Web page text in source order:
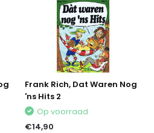
Frank Rich, Dat Waren Nog
'ns Hits 2
Op voorraad
€14,90